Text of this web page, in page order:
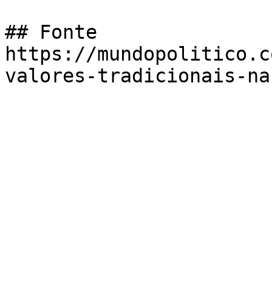
## Fonte
https://
valores-tradicionais-